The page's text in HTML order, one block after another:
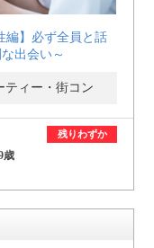
編】必ず全員と話
出会い～
ティー・街コン
残りわずか
歳